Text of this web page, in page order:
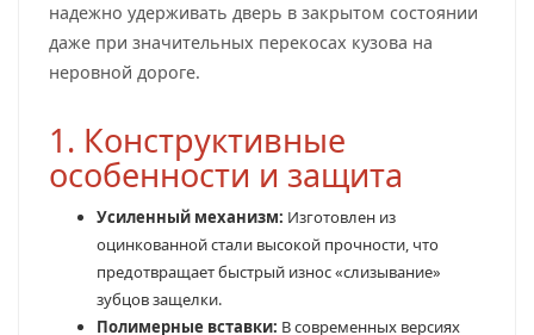
надежно удерживать дверь в закрытом состоянии
даже при значительных перекосах кузова на
неровной дороге.
1. Конструктивные
особенности и защита
Усиленный механизм: Изготовлен из
оцинкованной стали высокой прочности, что
предотвращает быстрый износ «слизывание»
зубцов защелки.
Полимерные вставки: В современных версиях